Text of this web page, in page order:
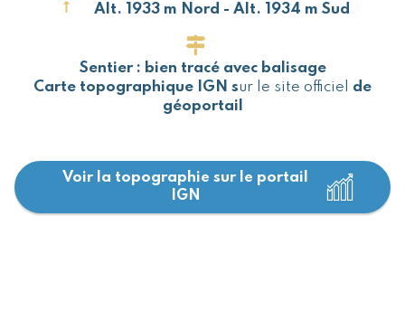
Alt. 1933 m Nord - Alt. 1934 m Sud
Sentier : bien tracé avec balisage
Carte topographique IGN sur le site officiel
de
géoportail
Voir la topographie sur le portail
IGN